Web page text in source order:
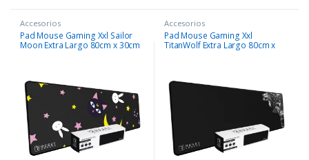
Accesorios
Pad Mouse Gaming Xxl Sailor
Moon Extra Largo 80cm x 30cm
Accesorios
Pad Mouse Gaming Xxl
TitanWolf Extra Largo 80cm x